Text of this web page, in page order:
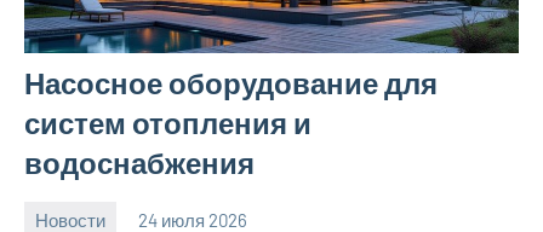
Насосное оборудование для
систем отопления и
водоснабжения
Новости 24 июля 2026